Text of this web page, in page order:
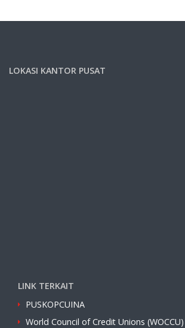
LOKASI KANTOR PUSAT
LINK TERKAIT
PUSKOPCUINA
World Council of Credit Unions (WOCCU)